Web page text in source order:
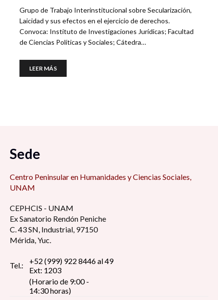
Grupo de Trabajo Interinstitucional sobre Secularización,
Laicidad y sus efectos en el ejercicio de derechos.
Convoca: Instituto de Investigaciones Jurídicas; Facultad
de Ciencias Políticas y Sociales; Cátedra…
LEER MÁS
Sede
Centro Peninsular en Humanidades y Ciencias Sociales,
UNAM
CEPHCIS - UNAM
Ex Sanatorio Rendón Peniche
C. 43 SN, Industrial, 97150
Mérida, Yuc.
Tel.:
+52 (999) 922 8446 al 49
Ext: 1203
(Horario de 9:00 -
14:30 horas)